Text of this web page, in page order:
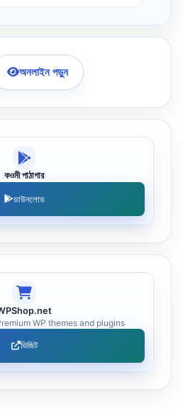
অনলাইন পড়ুন
কওমী পাঠাগার
ডাউনলোড
WP themes and plugins
ভিজিট